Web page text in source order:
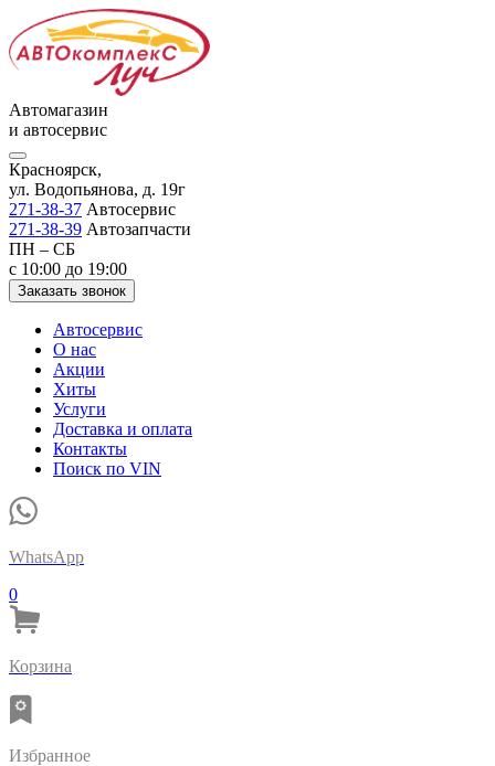
Автомагазин
и автосервис
Красноярск,
ул. Водопьянова, д. 19г
271-38-37 Автосервис
271-38-39 Автозапчасти
ПН – СБ
с 10:00 до 19:00
Заказать звонок
Автосервис
О нас
Акции
Хиты
Услуги
Доставка и оплата
Контакты
Поиск по VIN
WhatsApp
0
Корзина
Избранное